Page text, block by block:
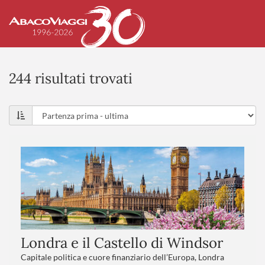
244 risultati trovati
Londra e il Castello di Windsor
Capitale politica e cuore finanziario dell’Europa, Londra